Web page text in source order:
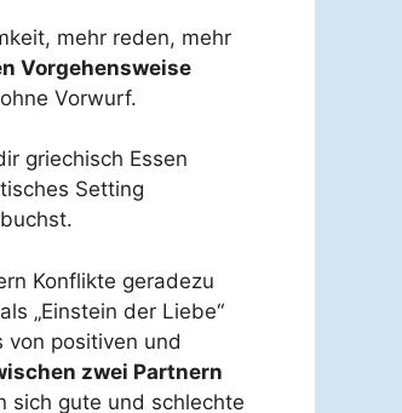
mehr reden, mehr
Vorgehensweise
Vorwurf.
griechisch Essen
Setting
Konflikte geradezu
„Einstein der Liebe“
positiven und
zwei Partnern
sich gute und schlechte